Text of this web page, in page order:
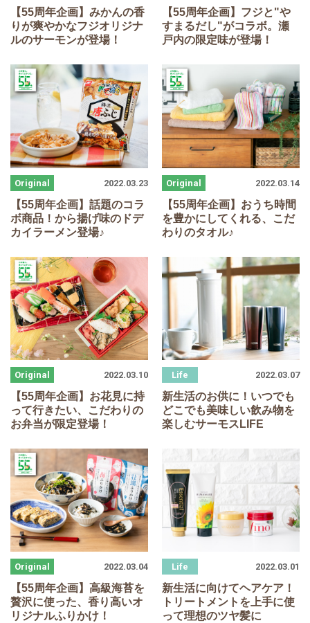
【55周年企画】みかんの香
りが爽やかなフジオリジナ
ルのサーモンが登場！
【55周年企画】フジと"や
すまるだし"がコラボ。瀬
戸内の限定味が登場！
【55周年企画】話題のコラ
ボ商品！から揚げ味のドデ
カイラーメン登場♪
2022.03.23
【55周年企画】おうち時間
を豊かにしてくれる、こだ
わりのタオル♪
2022.03.14
【55周年企画】お花見に持
って行きたい、こだわりの
お弁当が限定登場！
2022.03.10
新生活のお供に！いつでも
どこでも美味しい飲み物を
楽しむサーモスLIFE
2022.03.07
【55周年企画】高級海苔を
贅沢に使った、香り高いオ
リジナルふりかけ！
2022.03.04
新生活に向けてヘアケア！
トリートメントを上手に使
って理想のツヤ髪に
2022.03.01